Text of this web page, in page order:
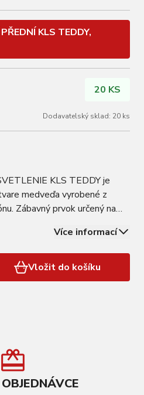
KLS TEDDY,
20 KS
Dodavatelský sklad: 20 ks
KLS TEDDY je
medveďa vyrobené z
Zábavný prvok určený na
je skryté pod nosom Veľa
prispôsobiť si Váš…
Více informací
Vložit do košíku